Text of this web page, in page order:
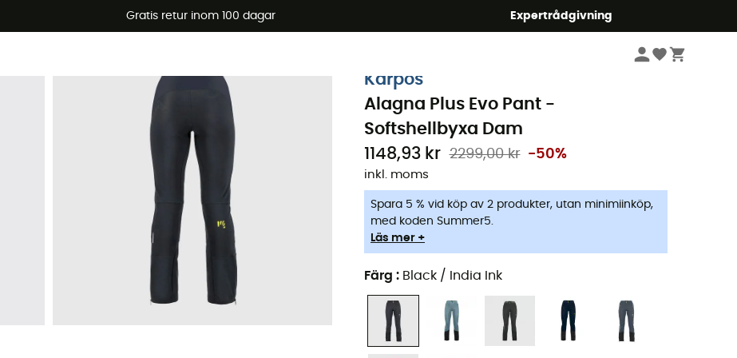
Gratis retur inom 100 dagar Expertrådgivning
Sommarerbjudanden 🔥 -5 % EXTRA vid köp av 2 produkter* kod Summer5
Karpos
Alagna Plus Evo Pant -
Softshellbyxa Dam
1148,93 kr 2299,00 kr -50%
inkl. moms
Spara 5 % vid köp av 2 produkter, utan minimiinköp,
med koden Summer5.
Läs mer +
Färg : Black / India Ink